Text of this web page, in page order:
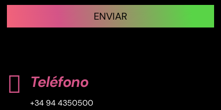
ENVIAR
 Teléfono
+34 94 4350500